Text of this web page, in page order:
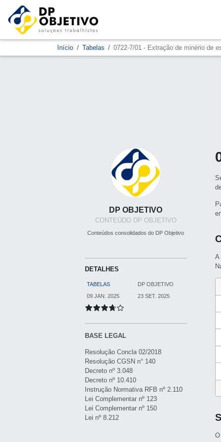
Início Tabelas 0722-7/01 - Extração de minério de
DP OBJETIVO
CONTEÚDO DP OBJETIVO
Conteúdos consolidados do DP Objetivo
BASE LEGAL
Resolução Concla 02/2018
Resolução CGSN n° 140
Decreto nº 3.048
Decreto nº 10.410
Instrução Normativa RFB nº 2.110
Lei Complementar nº 123
Lei Complementar nº 150
Lei nº 8.212
DETALHES
TABELAS
DP OBJETIVO
09 JAN. 2025
23 SET. 2025
A